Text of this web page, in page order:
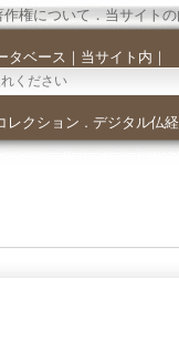
作権について．当サイト
タベース ｜ 当サイト内 ｜
レクション ． デジタル仏経